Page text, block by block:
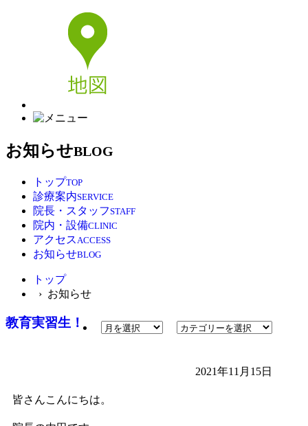
お知らせBLOG
トップTOP
診療案内SERVICE
院長・スタッフSTAFF
院内・設備CLINIC
アクセス ACCESS
お知らせBLOG
トップ
› お知らせ
教育実習生！
2021年11月15日
皆さんこんにちは。